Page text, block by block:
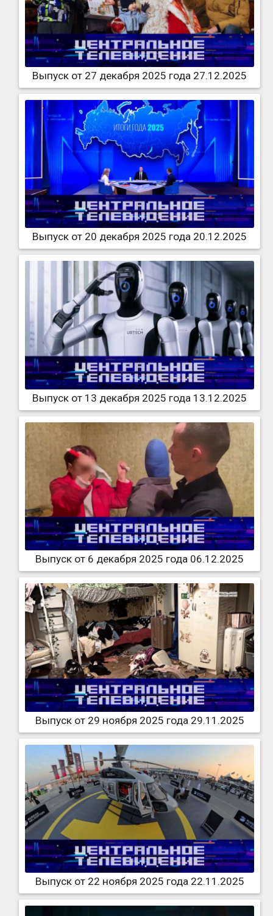
Выпуск от 27 декабря 2025 года 27.12.2025
Выпуск от 20 декабря 2025 года 20.12.2025
Выпуск от 13 декабря 2025 года 13.12.2025
Выпуск от 6 декабря 2025 года 06.12.2025
Выпуск от 29 ноября 2025 года 29.11.2025
Выпуск от 22 ноября 2025 года 22.11.2025